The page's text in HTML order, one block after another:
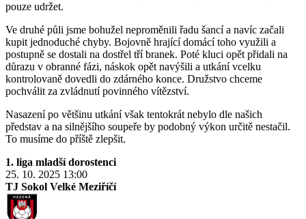
pouze udržet.
Ve druhé půli jsme bohužel neproměnili řadu šancí a navíc začali
kupit jednoduché chyby. Bojovně hrající domácí toho využili a
postupně se dostali na dostřel tří branek. Poté kluci opět přidali na
důrazu v obranné fázi, náskok opět navýšili a utkání vcelku
kontrolovaně dovedli do zdárného konce. Družstvo chceme
pochválit za zvládnutí povinného vítězství.
Nasazení po většinu utkání však tentokrát nebylo dle našich
představ a na silnějšího soupeře by podobný výkon určitě nestačil.
To musíme do příště zlepšit.
1. liga mladší dorostenci
25. 10. 2025 13:00
TJ Sokol Velké Meziříčí